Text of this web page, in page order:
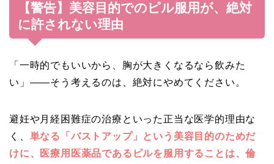
【警告】美容目的でのピル服用が、絶対
に許されない理由
「一時的でもいいから、胸が大きくなるなら飲みた
い」――そう考えるのは、絶対にやめてください。
避妊や月経困難症の治療といった正当な医学的理由な
く、 単なる「バストアップ」という美容目的のためだ
けに、医療用医薬品であるピルを服用することは、倫